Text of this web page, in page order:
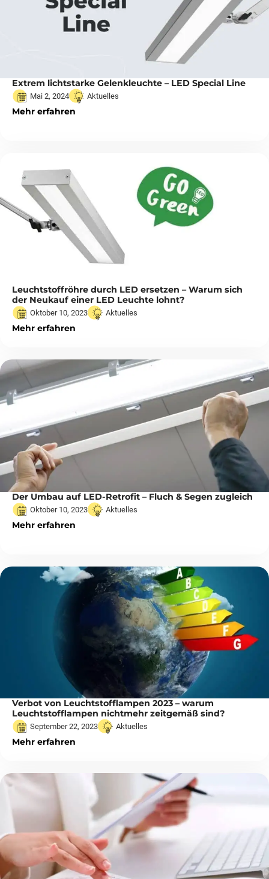
Extrem lichtstarke Gelenkleuchte – LED Special Line
Mai 2, 2024 Aktuelles
Mehr erfahren
Leuchtstoffröhre durch LED ersetzen – Warum sich
der Neukauf einer LED Leuchte lohnt?
Oktober 10, 2023 Aktuelles
Mehr erfahren
Der Umbau auf LED-Retrofit – Fluch & Segen zugleich
Oktober 10, 2023 Aktuelles
Mehr erfahren
Verbot von Leuchtstofflampen 2023 – warum
Leuchtstofflampen nichtmehr zeitgemäß sind?
September 22, 2023 Aktuelles
Mehr erfahren